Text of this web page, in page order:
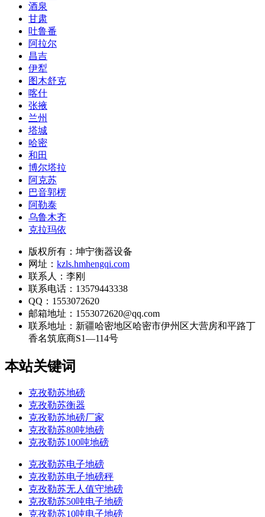
酒泉
甘肃
吐鲁番
阿拉尔
昌吉
伊犁
图木舒克
喀什
张掖
兰州
塔城
哈密
和田
博尔塔拉
阿克苏
巴音郭楞
阿勒泰
乌鲁木齐
克拉玛依
版权所有：坤宁衡器设备
网址： kzls.hmhengqi.com
联系人：李刚
联系电话：13579443338
QQ：1553072620
邮箱地址：1553072620@qq.com
联系地址： 新疆哈密地区哈密市伊州区大营房和平路丁
香名筑底商S1—114号
本站关键词
克孜勒苏地磅
克孜勒苏衡器
克孜勒苏地磅厂家
克孜勒苏80吨地磅
克孜勒苏100吨地磅
克孜勒苏电子地磅
克孜勒苏电子地磅秤
克孜勒苏无人值守地磅
克孜勒苏50吨电子地磅
克孜勒苏10吨电子地磅